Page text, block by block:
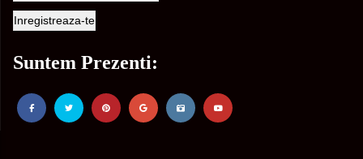
Suntem Prezenti: